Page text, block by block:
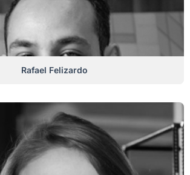
Rafael Felizardo